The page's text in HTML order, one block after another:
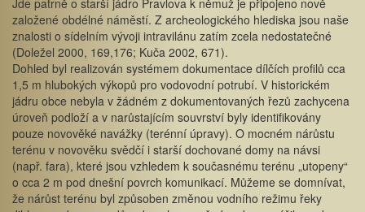
Jde patrně o starší jádro Pravlova k němuž je připojeno nově
založené obdélné náměstí. Z archeologického hlediska jsou naše
znalosti o sídelním vývoji intravilánu zatím zcela nedostatečné
(Doležel 2000, 169,176; Kuča 2002, 671).
Dohled byl realizován systémem dokumentace dílčích profilů cca
1,5 m hlubokých výkopů pro vodovodní potrubí. V historickém
jádru obce nebyla v žádném z dokumentovaných řezů zachycena
úroveň podloží a v narůstajícím souvrství byly identifikovány
pouze novověké navážky (terénní úpravy). O mocném nárůstu
terénu v novověku svědčí i starší dochované domy na návsi
(např. fara), které jsou vzhledem k současnému terénu „utopeny“
o cca 2 m pod dnešní povrch komunikací. Můžeme se domnívat,
že nárůst terénu byl způsoben změnou vodního režimu řeky